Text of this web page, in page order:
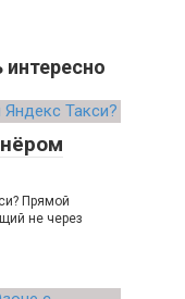
Прямой
не через